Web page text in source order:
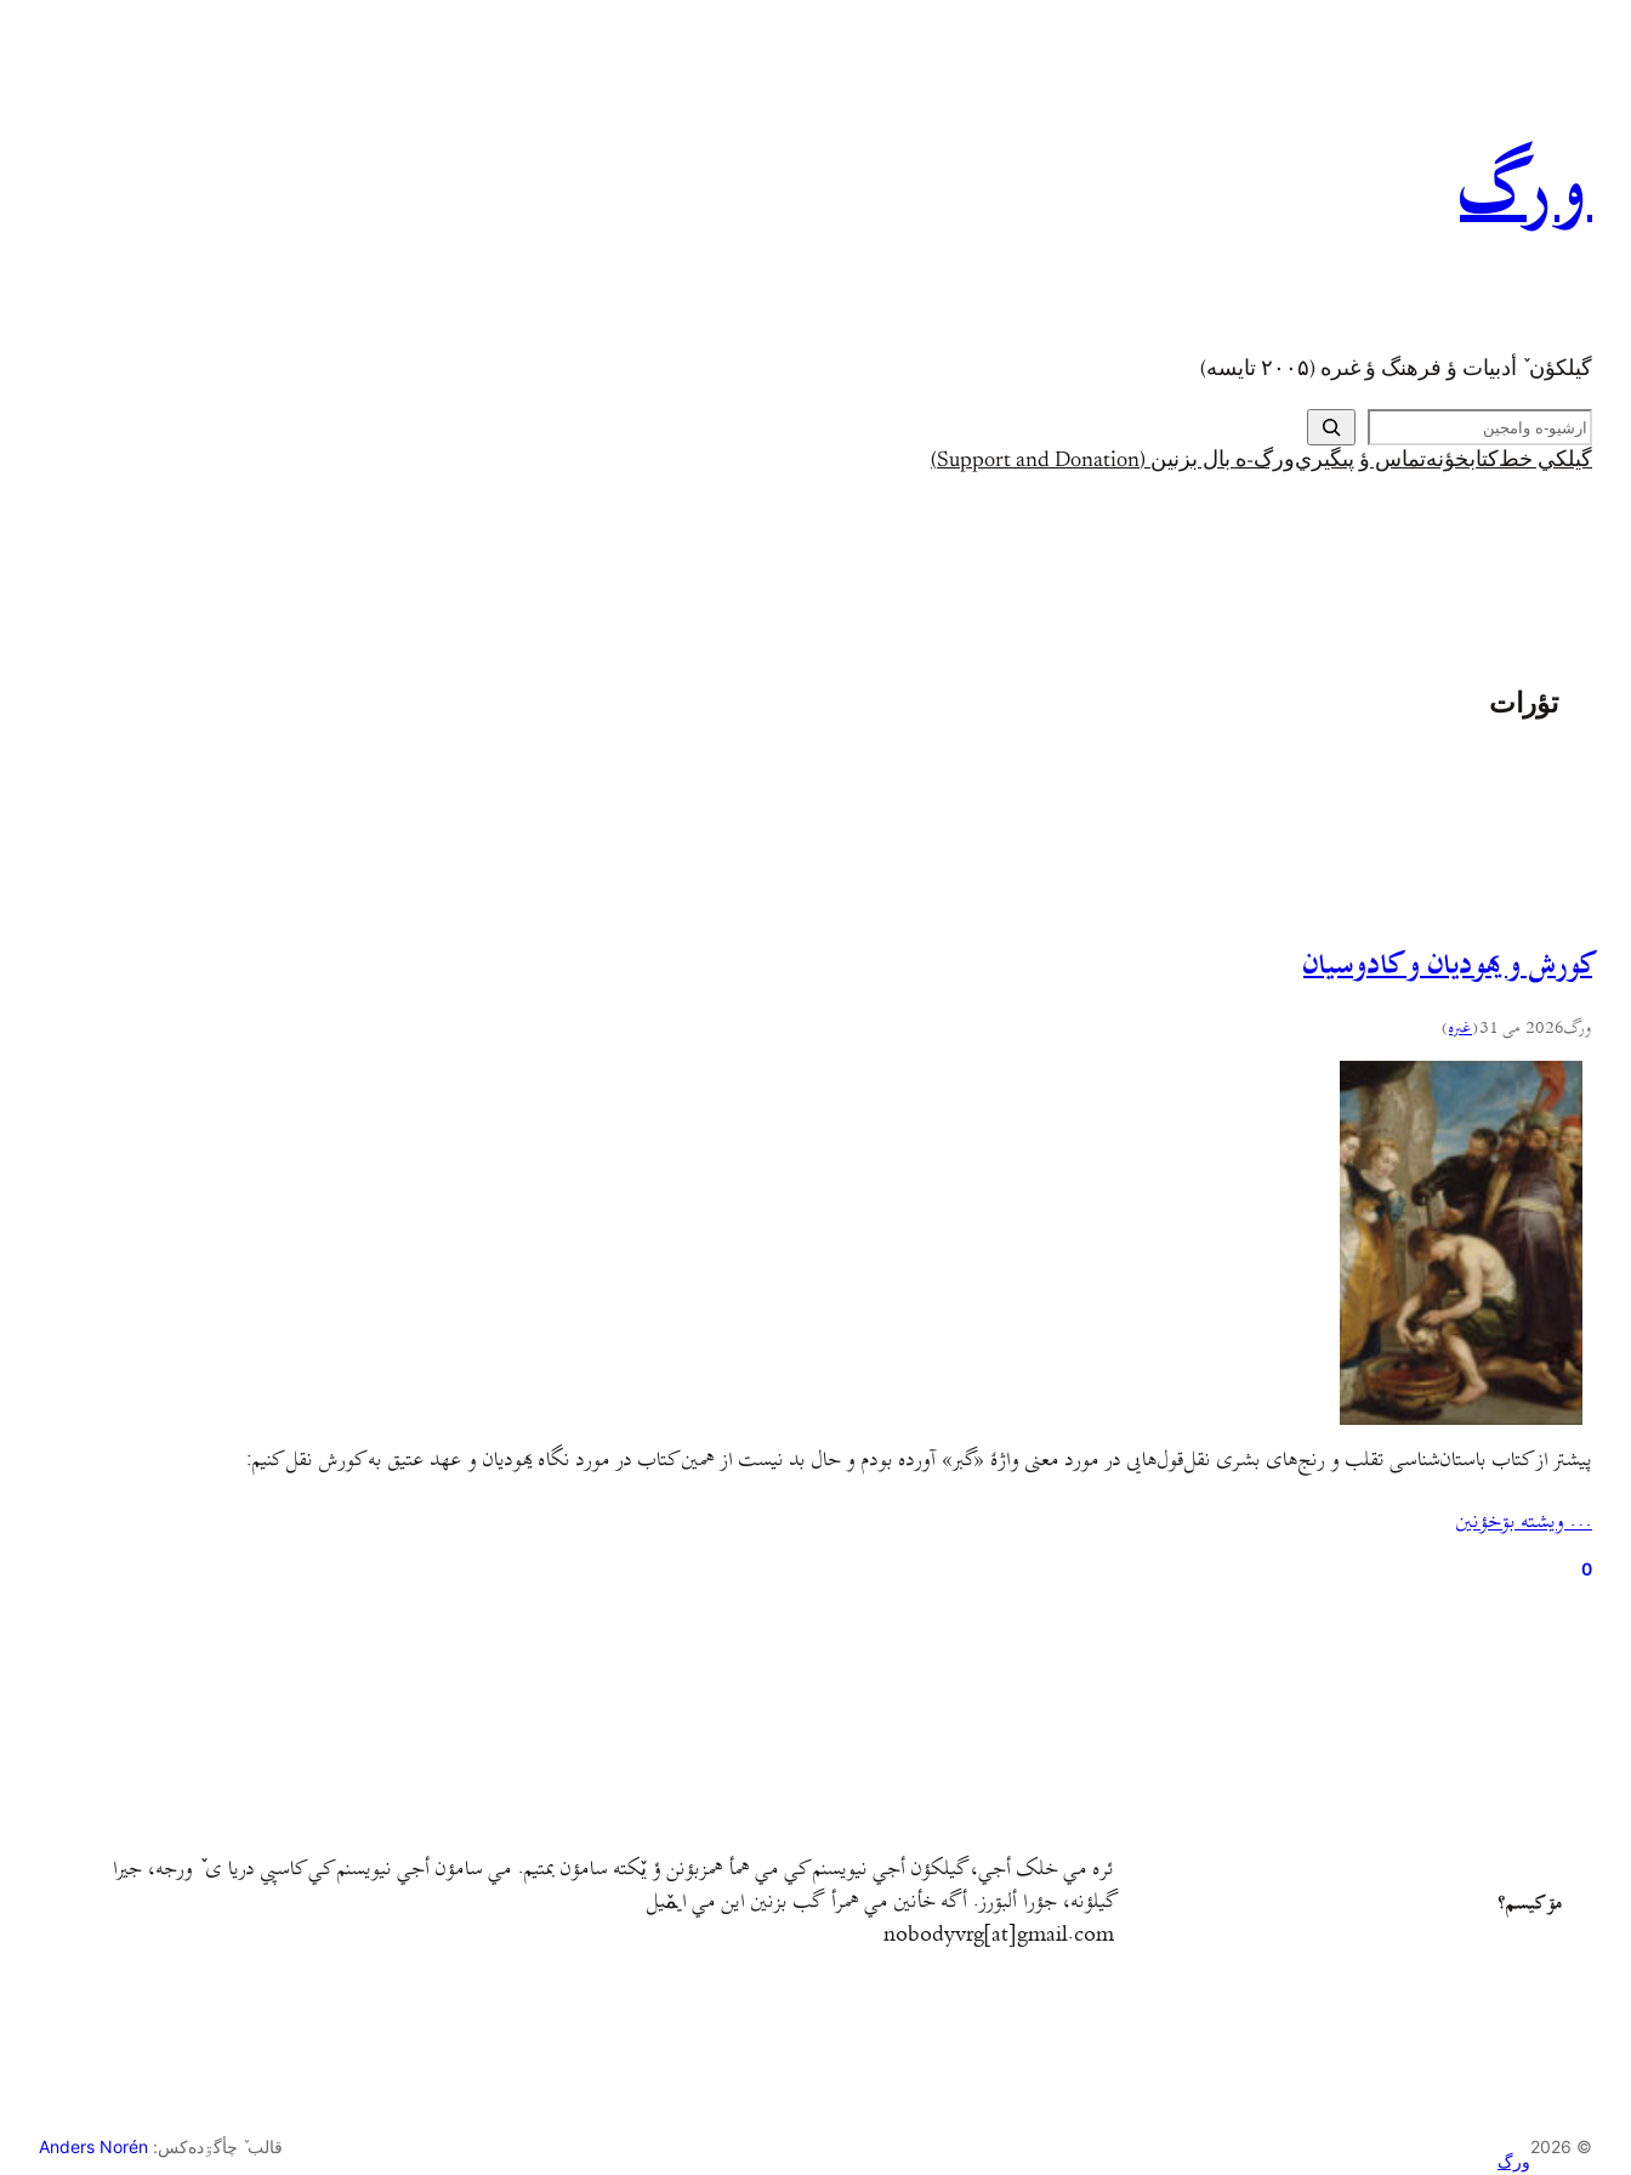
ورگ
گيلکؤن ٚ أدبیات ؤ فرهنگ ؤ غىره (۲۰۰۵ تايسه)
ج
س
تگيلکي خط کتابخؤنهتماس ؤ پىگيريورگ-ه بال بزنين (Support and Donation)
تؤرات
کورش و یهودیان و کادوسیان
ورگ2026 می 31 (غىره)
پیشتر از کتاب باستان‌شناسی تقلب و رنج‌های بشری نقل‌قول‌هایی در مورد معنی واژهٔ «گبر»‌ آورده بودم و حال بد نیست از همین کتاب در مورد نگاه یهودیان و عهد عتیق به کورش نقل کنیم:
… ويشته بۊخؤنين
0
مۊ کيسم؟
ئره مي خلک أجي، گيلکؤن أجي نيويسنم کي مي همأ همزبؤنن ؤ يٚکته سامؤن بمتيم. مي سامؤن أجي نيويسنم کي کاسپي دريا ی ٚ ورجه، جيرا
گيلؤنه، جؤرا ألبۊرز. أگه خأنين مي همرأ گب بزنين اين مي ايمٚیل‌ ‌
nobodyvrg[at]gmail.com
© 2026
ورگ
قالب ٚ چأگۊده‌کس: Anders Norén